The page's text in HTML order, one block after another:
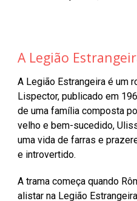
A Legião
A Legião Estrangeira é um
Lispector, publicado em
de uma família composta
velho e bem-sucedido,
uma vida de farras e
e introvertido.
A trama começa quando
alistar na Legião